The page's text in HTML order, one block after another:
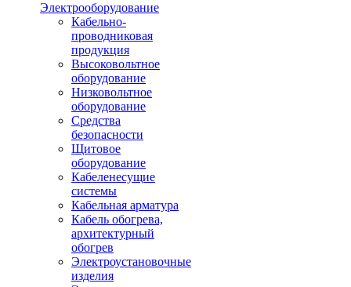
Электрооборудование
Кабельно-
проводниковая
продукция
Высоковольтное
оборудование
Низковольтное
оборудование
Средства
безопасности
Щитовое
оборудование
Кабеленесущие
системы
Кабельная арматура
Кабель обогрева,
архитектурный
обогрев
Электроустановочные
изделия